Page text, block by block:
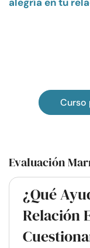
alegría en tu
Curso
Evaluación
¿Qué
Relación